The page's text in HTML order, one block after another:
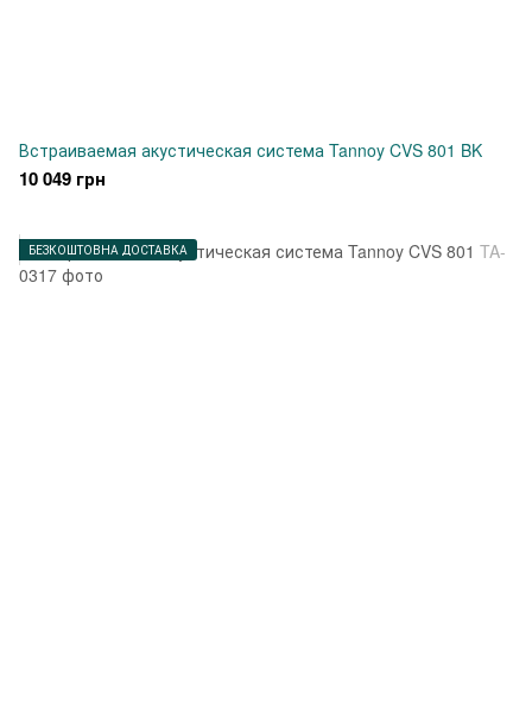
Встраиваемая акустическая система Tannoy CVS 801 BK
10 049 грн
БЕЗКОШТОВНА ДОСТАВКА